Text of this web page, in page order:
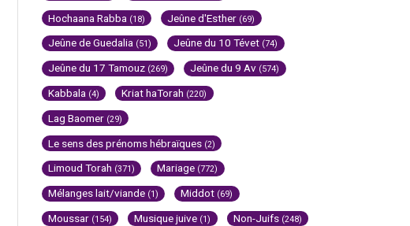
Hochaana Rabba (18) Jeûne d'Esther (69)
Jeûne de Guedalia (51) Jeûne du 10 Tévet (74)
Jeûne du 17 Tamouz (269) Jeûne du 9 Av (574)
Kabbala (4) Kriat haTorah (220)
Lag Baomer (29)
Le sens des prénoms hébraïques (2)
Limoud Torah (371) Mariage (772)
Mélanges lait/viande (1) Middot (69)
Moussar (154) Musique juive (1) Non-Juifs (248)